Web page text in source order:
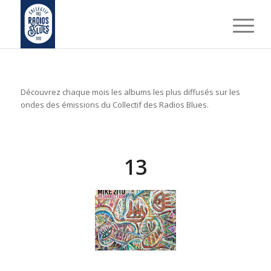
Découvrez chaque mois les albums les plus diffusés sur les
ondes des émissions du Collectif des Radios Blues.
13